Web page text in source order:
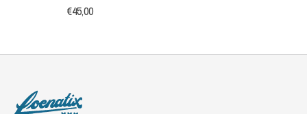
€45,00